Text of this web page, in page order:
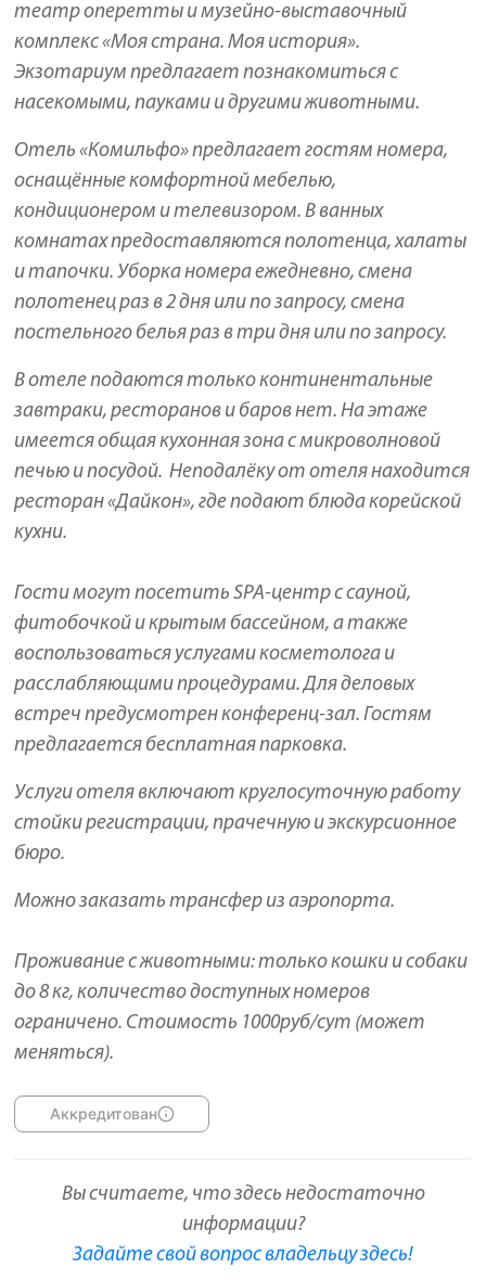
театр оперетты и музейно-выставочный
комплекс «Моя страна. Моя история».
Экзотариум предлагает познакомиться с
насекомыми, пауками и другими животными.
Отель «Комильфо» предлагает гостям номера,
оснащённые комфортной мебелью,
кондиционером и телевизором. В ванных
комнатах предоставляются полотенца, халаты
и тапочки. Уборка номера ежедневно, смена
полотенец раз в 2 дня или по запросу, смена
постельного белья раз в три дня или по запросу.
В отеле подаются только континентальные
завтраки, ресторанов и баров нет. На этаже
имеется общая кухонная зона с микроволновой
печью и посудой. Неподалёку от отеля находится
ресторан «Дайкон», где подают блюда корейской
кухни.
Гости могут посетить SPA-центр с сауной,
фитобочкой и крытым бассейном, а также
воспользоваться услугами косметолога и
расслабляющими процедурами. Для деловых
встреч предусмотрен конференц-зал. Гостям
предлагается бесплатная парковка.
Услуги отеля включают круглосуточную работу
стойки регистрации, прачечную и экскурсионное
бюро.
Можно заказать трансфер из аэропорта.
Проживание с животными: только кошки и собаки
до 8 кг, количество доступных номеров
ограничено. Стоимость 1000руб/сут (может
меняться).
Аккредитован
Вы считаете, что здесь недостаточно
информации?
Задайте свой вопрос владельцу здесь!